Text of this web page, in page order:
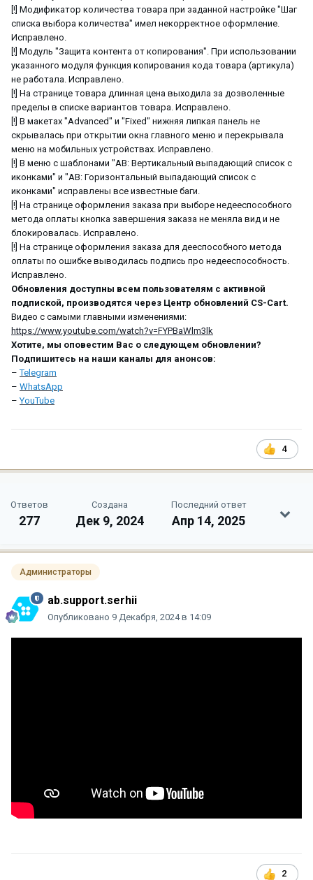
[!] Модификатор количества товара при заданной настройке "Шаг
списка выбора количества" имел некорректное оформление.
Исправлено.
[!] Модуль "Защита контента от копирования". При использовании
указанного модуля функция копирования кода товара (артикула)
не работала. Иcправлено.
[!] На странице товара длинная цена выходила за дозволенные
пределы в списке вариантов товара. Исправлено.
[!] В макетах "Advanced" и "Fixed" нижняя липкая панель не
скрывалась при открытии окна главного меню и перекрывала
меню на мобильных устройствах. Исправлено.
[!] В меню с шаблонами "AB: Вертикальный выпадающий список с
иконками" и "AB: Горизонтальный выпадающий список с
иконками" исправлены все известные баги.
[!] На странице оформления заказа при выборе недееспособного
метода оплаты кнопка завершения заказа не меняла вид и не
блокировалась. Исправлено.
[!] На странице оформления заказа для дееспособного метода
оплаты по ошибке выводилась подпись про недееспособность.
Исправлено.
Обновления доступны всем пользователям с активной
подпиской, производятся через Центр обновлений CS-Cart.
Видео с самыми главными изменениями:
https://www.youtube.com/watch?v=FYPBaWlm3lk
Хотите, мы оповестим Вас о следующем обновлении?
Подпишитесь на наши каналы для анонсов:
–Telegram
– WhatsApp
–YouTube
4
Ответов
277
Создана
Дек 9, 2024
Последний ответ
Апр 14, 2025
Администраторы
ab.support.serhii
Опубликовано 9 Декабря, 2024 в 14:09
2